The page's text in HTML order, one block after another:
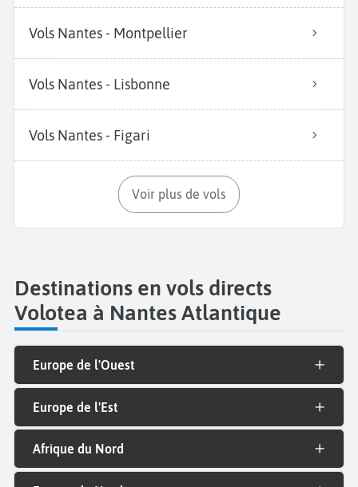
Vols Nantes - Montpellier
Vols Nantes - Lisbonne
Vols Nantes - Figari
Voir plus de vols
Destinations en vols directs
Volotea à Nantes Atlantique
Europe de l'Ouest
Europe de l'Est
Afrique du Nord